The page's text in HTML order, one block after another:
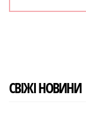
СВІЖІ НОВИНИ